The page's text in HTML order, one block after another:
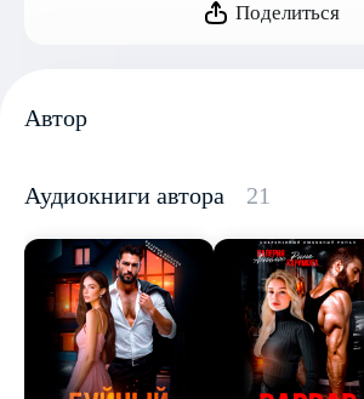
Поделиться
Автор
Аудиокниги автора 21